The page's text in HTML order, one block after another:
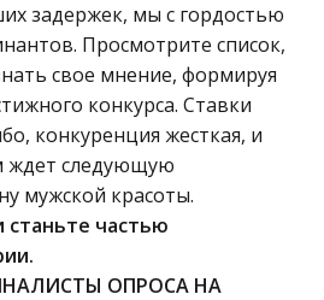
задержек, мы с гордостью
Просмотрите список,
свое мнение, формируя
конкурса. Ставки
конкуренция жесткая, и
ждет следующую
мужской красоты.
станьте частью
ОПРОСА НА